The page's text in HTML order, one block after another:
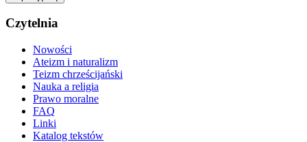
Czytelnia
Nowości
Ateizm i naturalizm
Teizm chrześcijański
Nauka a religia
Prawo moralne
FAQ
Linki
Katalog tekstów